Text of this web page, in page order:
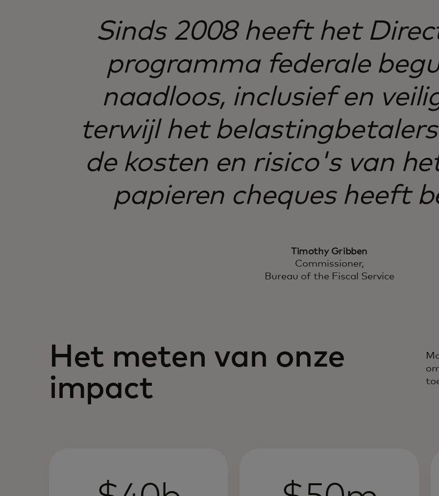
Sinds 2008 heeft het
programma federale
naadloos, inclusief en
terwijl het
de kosten en risico's van
papieren cheques heeft
Timothy Gribben
Commissioner,
Bureau of the Fiscal Service
Het meten van onze
impact